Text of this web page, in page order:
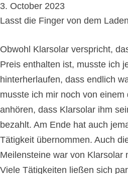
3. October 2023
Lasst die Finger von dem
Obwohl Klarsolar verspricht,
Preis enthalten ist, musste ich
hinterherlaufen, dass endlich
musste ich mir noch von einem
anhören, dass Klarsolar ihm
bezahlt. Am Ende hat auch
Tätigkeit übernommen. Auch
Meilensteine war von Klarsolar
Viele Tätigkeiten ließen sich